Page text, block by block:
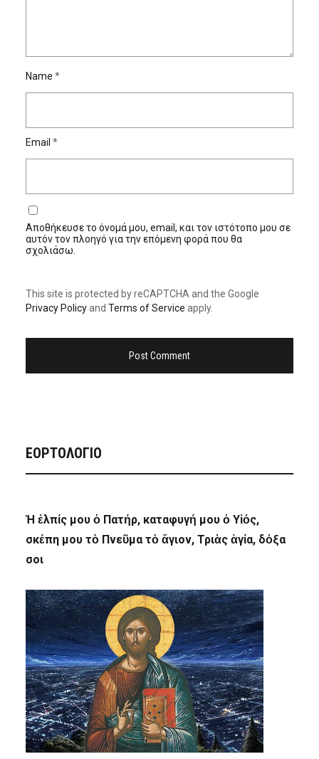
Name *
Email *
Αποθήκευσε το όνομά μου, email, και τον ιστότοπο μου σε
αυτόν τον πλοηγό για την επόμενη φορά που θα
σχολιάσω.
This site is protected by reCAPTCHA and the Google
Privacy Policyand Terms of Service apply.
ΕΟΡΤΟΛΟΓΙΟ
Ἡ ἐλπίς μου ὁ Πατήρ, καταφυγή μου ὁ Υἱός,
σκέπη μου τὸ Πνεῦμα τὸ ἅγιον, Τριὰς ἁγία, δόξα
σοι